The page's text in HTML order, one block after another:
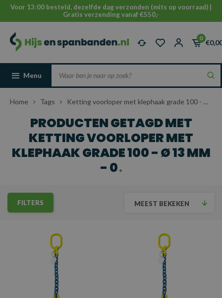
Voor 13:00 besteld, dezelfde dag verzonden (mits op voorraad) |
Gratis verzending vanaf €550,-
0
Menu
Home Tags Ketting voorloper met klephaak grade 100 - Ø 13 mm - 0
PRODUCTEN GETAGD MET
KETTING VOORLOPER MET
KLEPHAAK GRADE 100 - Ø 13 MM
- 0
FILTERS MEEST BEKEKEN